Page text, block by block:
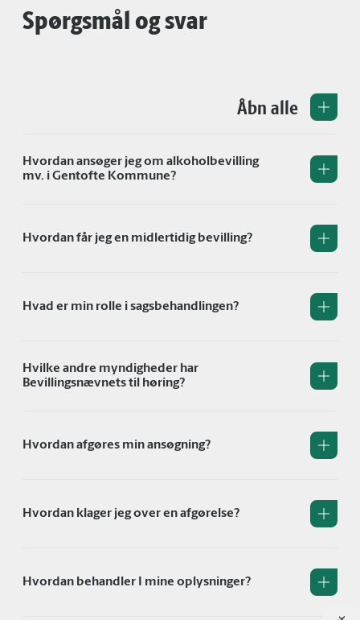
Spørgsmål og svar
Åbn alle
Hvordan ansøger jeg om alkoholbevilling
mv. i Gentofte Kommune?
Hvordan får jeg en midlertidig bevilling?
Hvad er min rolle i sagsbehandlingen?
Hvilke andre myndigheder har
Bevillingsnævnets til høring?
Hvordan afgøres min ansøgning?
Hvordan klager jeg over en afgørelse?
Hvordan behandler I mine oplysninger?